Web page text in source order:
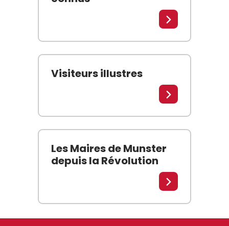
André Lamey (1726-1802) L’historien André
Lire la suite
Visiteurs illustres
Lazare de Schwendi (1522-1583) et le traité de
Lire la suite
Les Maires de Munster
depuis la Révolution
Maires-Présidents de la Communauté et de
Lire la suite